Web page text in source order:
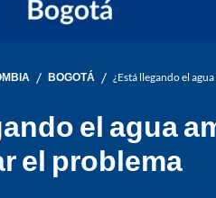
/ BOGOTÁ / ¿Está llegando el
el agua
el problema